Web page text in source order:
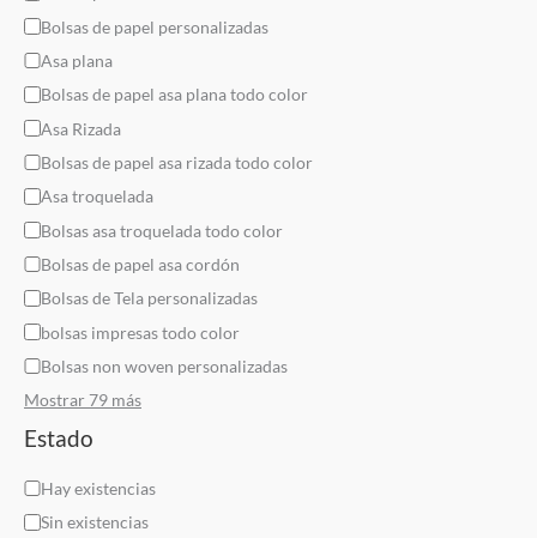
g
o
r
í
Bolsas de papel personalizadas
Asa plana
Bolsas de papel asa plana todo color
Asa Rizada
Bolsas de papel asa rizada todo color
Asa troquelada
Bolsas asa troquelada todo color
Bolsas de papel asa cordón
Bolsas de Tela personalizadas
bolsas impresas todo color
Bolsas non woven personalizadas
Mostrar 79 más
Estado
D
i
Hay existencias
Sin existencias